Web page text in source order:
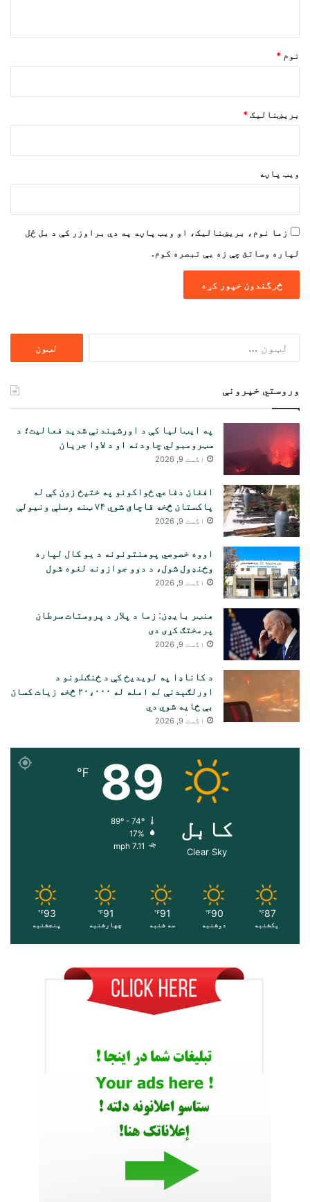
نوم *
بریښنالیک *
ویب پاڼه
زما نوم، بریښنالیک، او ویب پاڼه په دې براوزر کې د بل ځل
لپاره وساتئ چې زه یې تبصره کوم.
وروستي خپرونې
په ایټالیا کې د اورشیندنې شدید فعالیت؛ د
سټرومبولي چاودنه او د لاوا جریان
اگست 9, 2026
افغان دفاعي ځواکونو په ختیځ زون کې له
پاکستان څخه قاچاق شوي ۷۴ ټنه وسلې ونیولې
اگست 9, 2026
اووه خصوصي پوهنتونونه د یو کال لپاره
وځنډول شول، د دوو جوازونه لغوه شول
اگست 9, 2026
هنټر بایډن: زما د پلار د پروستات سرطان
پرمختګ کړی دی
اگست 9, 2026
د کاناډا په لویدیځ کې د ځنګلونو د
اورلګېدنې له امله له ۲۰،۰۰۰ څخه زیات کسان
بې ځایه شوي دي
اگست 9, 2026
کابل
Clear Sky
89
℉
17%
7.11 mph
87
℉
یکشنبه
90
℉
دوشنبه
91
℉
سه شنبه
91
℉
چهارشنبه
93
℉
پنجشنبه